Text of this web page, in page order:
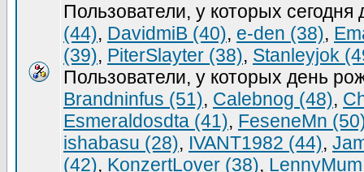
Пользователи, у которых
(44), DavidmiB (40), e-den (38),
(39), PiterSlayter (38), Stanleyjok
Пользователи, у которых день
Brandninfus (51), Calebnog (48),
Esmeraldosdta (41), FeseneMn
ishabasu (28), IVANT1982 (44),
(42), KonzertLover (38),